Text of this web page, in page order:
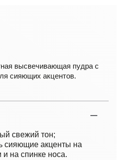
высвечивающая пудра с
сияющих акцентов.
свежий тон;
сияющие акценты на
на спинке носа.